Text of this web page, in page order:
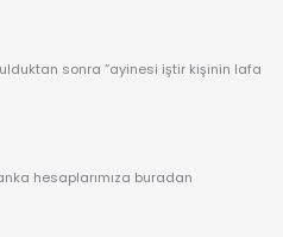
sonra “ayinesi iştir kişinin lafa
hesaplarımıza buradan